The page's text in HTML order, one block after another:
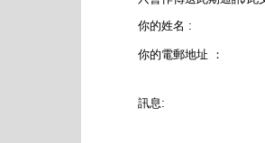
你的姓名 :
你的電郵地址 ：
訊息: